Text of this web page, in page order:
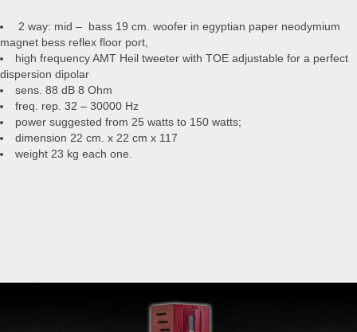
2 way: mid – bass 19 cm. woofer in egyptian paper neodymium
magnet bess reflex floor port,
high frequency AMT Heil tweeter with TOE adjustable for a perfect
dispersion dipolar
sens. 88 dB 8 Ohm
freq. rep. 32 – 30000 Hz
power suggested from 25 watts to 150 watts;
dimension 22 cm. x 22 cm x 117
weight 23 kg each one.